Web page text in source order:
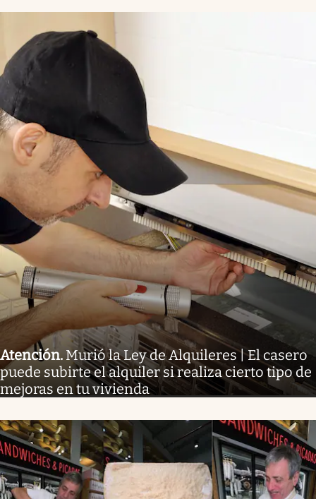
Atención. Murió la Ley de Alquileres | El casero
puede subirte el alquiler si realiza cierto tipo de
mejoras en tu vivienda